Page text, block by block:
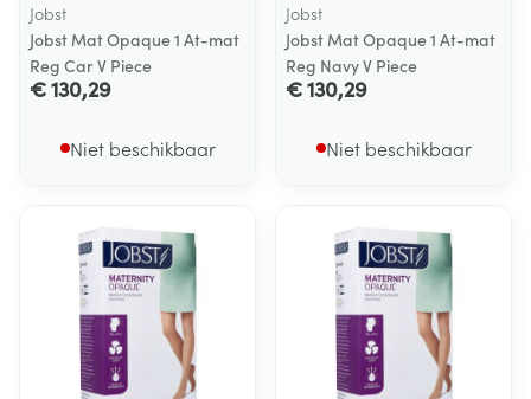
Jobst
Jobst Mat Opaque 1 At-mat
Reg Car V Piece
€ 130,29
Niet beschikbaar
Jobst
Jobst Mat Opaque 1 At-mat
Reg Navy V Piece
€ 130,29
Niet beschikbaar